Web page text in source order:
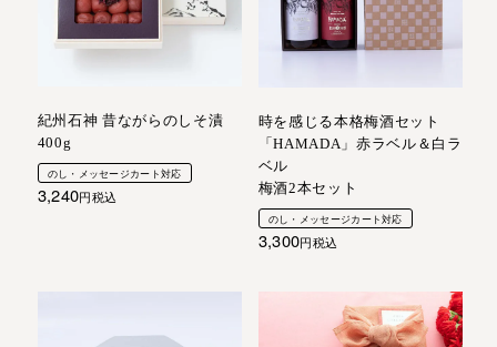
紀州石神 昔ながらのしそ漬
400g
のし・メッセージカート対応
3,240 税込
時を感じる本格梅酒セット
「HAMADA」赤ラベル＆白ラ
ベル
梅酒2本セット
のし・メッセージカート対応
3,300 税込